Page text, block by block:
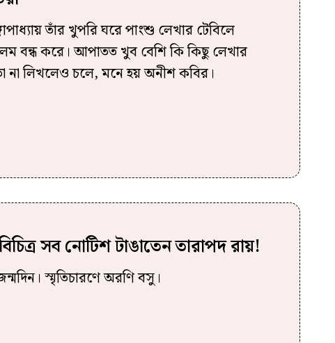
তাঁর খুপরি ঘরে পাংশু লেখার টেবিলে
বন্ধ করে। আপাতত খুব বেশি কি কিছু লেখার
লিখলেও চলে, মনে হয় অনীশ কবির।
সব নোটিশ টাঙাতেন তারাপদ রায়!
স্মৃতিচারণে অরণি বসু।